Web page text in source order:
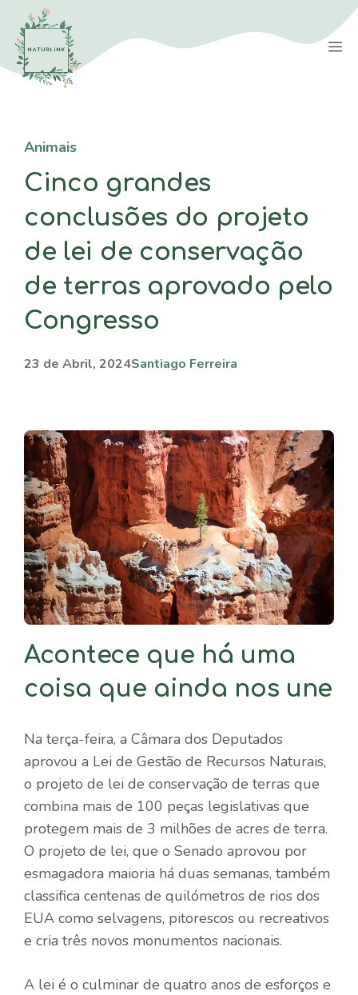
Saltar
para
conteúdo
Animais
Cinco grandes
conclusões do projeto
de lei de conservação
de terras aprovado pelo
Congresso
23 de Abril, 2024Santiago Ferreira
Acontece que há uma
coisa que ainda nos une
Na terça-feira, a Câmara dos Deputados
aprovou a Lei de Gestão de Recursos Naturais,
o projeto de lei de conservação de terras que
combina mais de 100 peças legislativas que
protegem mais de 3 milhões de acres de terra.
O projeto de lei, que o Senado aprovou por
esmagadora maioria há duas semanas, também
classifica centenas de quilómetros de rios dos
EUA como selvagens, pitorescos ou recreativos
e cria três novos monumentos nacionais.
A lei é o culminar de quatro anos de esforços e